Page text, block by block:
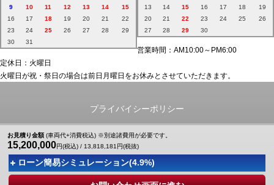
お見積り金額 (車両代+消費税込) ※別途諸費用が必要です。
15,200,000円(税込) / 13,818,181 円(税抜)
ローン簡易シミュレーション(4.9%)
2026/6/19
大阪 法人E御中
トヨタ ランドクルーザー300にてご契約頂き有難うございます！
2026/6/17
2026/6/17
兵庫 K様
トヨタ アルファードにてご契約頂き有難うございます！
2026/6/17
9
10 11 12 13 14
15
16
17 18 19 20 21
22
23
24 25 26 27 28
29
30
31
13
14 15 16 17 18
19
20
21 22 23 24 25
26
27
28 29 30
営業時間：AM10:00～PM6:00
定休日：火曜日
火曜日が祝・祭日の場合は前日月曜日をお休みとさせていただきます。
プライバイシーポリシー
Copyright © M'z SPEED All Rights Reserved.